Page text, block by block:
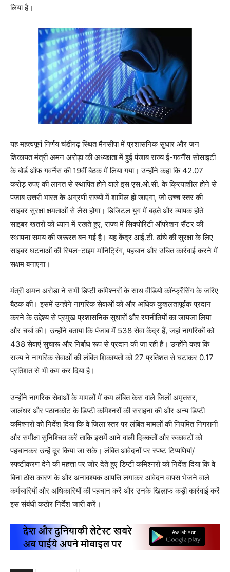
लिया है।
यह महत्वपूर्ण निर्णय चंडीगढ़ स्थित मैगसीपा में प्रशासनिक सुधार और जन
शिकायत मंत्री अमन अरोड़ा की अध्यक्षता में हुई पंजाब राज्य ई-गवर्नैंस सोसाइटी
के बोर्ड ऑफ गवर्नैस की 19वीं बैठक में लिया गया। उन्होंने कहा कि 42.07
करोड़ रुपए की लागत से स्थापित होने वाले इस एस.ओ.सी. के क्रियाशील होने से
पंजाब उत्तरी भारत के अग्रणी राज्यों में शामिल हो जाएगा, जो उच्च स्तर की
साइबर सुरक्षा क्षमताओं से लैस होगा। डिजिटल युग में बढ़ते और व्यापक होते
साइबर खतरों को ध्यान में रखते हुए, राज्य में सिक्योरिटी ऑपरेशन सैंटर की
स्थापना समय की जरूरत बन गई है। यह केंद्र आई.टी. ढांचे की सुरक्षा के लिए
साइबर घटनाओं की रियल-टाइम मॉनिट्रिंग, पहचान और उचित कार्रवाई करने में
सक्षम बनाएगा।
मंत्री अमन अरोड़ा ने सभी डिप्टी कमिश्नरों के साथ वीडियो कॉन्फ्रैंसिंग के जरिए
बैठक की। इसमें उन्होंने नागरिक सेवाओं को और अधिक कुशलतापूर्वक प्रदान
करने के उद्देश्य से प्रमुख प्रशासनिक सुधारों और रणनीतियों का जायजा लिया
और चर्चा की। उन्होंने बताया कि पंजाब में 538 सेवा केंद्र हैं, जहां नागरिकों को
438 सेवाएं सुचारू और निर्बाध रूप से प्रदान की जा रही हैं। उन्होंने कहा कि
राज्य ने नागरिक सेवाओं की लंबित शिकायतों को 27 प्रतिशत से घटाकर 0.17
प्रतिशत से भी कम कर दिया है।
उन्होंने नागरिक सेवाओं के मामलों में कम लंबित केस वाले जिलों अमृतसर,
जालंधर और पठानकोट के डिप्टी कमिश्नरों की सराहना की और अन्य डिप्टी
कमिश्नरों को निर्देश दिया कि वे जिला स्तर पर लंबित मामलों की नियमित निगरानी
और समीक्षा सुनिश्चित करें ताकि इसमें आने वाली दिक्कतों और रुकावटों को
पहचानकर उन्हें दूर किया जा सके। लंबित आवेदनों पर स्पष्ट टिप्पणियां/
स्पष्टीकरण देने की महत्ता पर जोर देते हुए डिप्टी कमिश्नरों को निर्देश दिया कि वे
बिना ठोस कारण के और अनावश्यक आपत्ति लगाकर आवेदन वापस भेजने वाले
कर्मचारियों और अधिकारियों की पहचान करें और उनके खिलाफ कड़ी कार्रवाई करें
इस संबंधी कठोर निर्देश जारी करें।